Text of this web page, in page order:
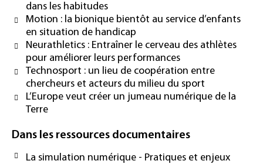
dans les habitudes
Motion : la bionique bientôt au service d’enfants
en situation de handicap
Neurathletics : Entraîner le cerveau des athlètes
pour améliorer leurs performances
Technosport : un lieu de coopération entre
chercheurs et acteurs du milieu du sport
L’Europe veut créer un jumeau numérique de la
Terre
Dans les ressources documentaires
La simulation numérique - Pratiques et enjeux